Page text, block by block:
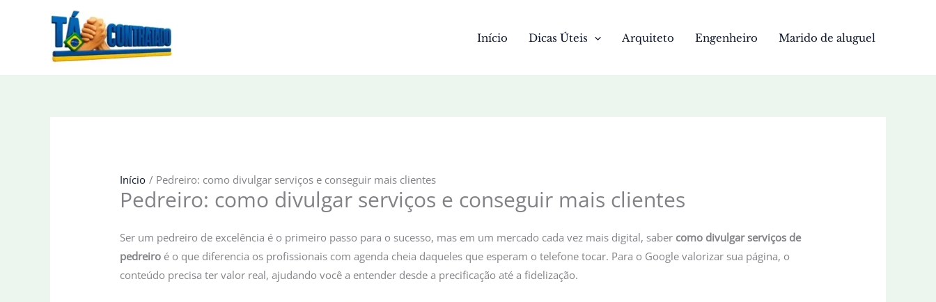
Início Dicas Úteis Arquiteto Engenheiro Marido de aluguel
Início Pedreiro: como divulgar serviços e conseguir mais clientes
Pedreiro: como divulgar serviços e conseguir mais clientes
Ser um pedreiro de excelência é o primeiro passo para o sucesso, mas em um mercado cada vez mais digital, saber como divulgar serviços de
pedreiro é o que diferencia os profissionais com agenda cheia daqueles que esperam o telefone tocar. Para o Google valorizar sua página, o
conteúdo precisa ter valor real, ajudando você a entender desde a precificação até a fidelização.